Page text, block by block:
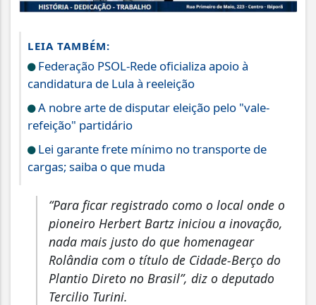
LEIA TAMBÉM:
Federação PSOL-Rede oficializa apoio à
candidatura de Lula à reeleição
A nobre arte de disputar eleição pelo "vale-
refeição" partidário
Lei garante frete mínimo no transporte de
cargas; saiba o que muda
“Para ficar registrado como o local onde o
pioneiro Herbert Bartz iniciou a inovação,
nada mais justo do que homenagear
Rolândia com o título de Cidade-Berço do
Plantio Direto no Brasil”, diz o deputado
Tercilio Turini.